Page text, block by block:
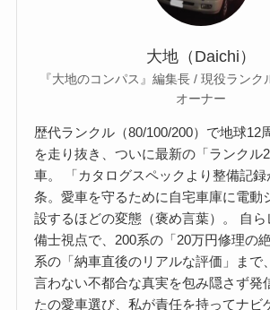
大地（Daichi）
『大地のコンパス』編集長 / 現役ラン
オーナー
歴代ランクル（80/100/200）で地球12
を走り抜き、ついに最新の「ランクル
車。 「カタログスペックより整備記
条。愛車を守るために自宅車庫に電動
設するほどの変態（褒め言葉）。 自
備士視点で、200系の「20万円修理の
系の「納車直後のリアルな評価」まで
言わない不都合な真実を包み隠さず発
たの愛車選び、私が責任を持ってナビ